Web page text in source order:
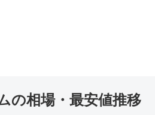
の相場・最安値推移